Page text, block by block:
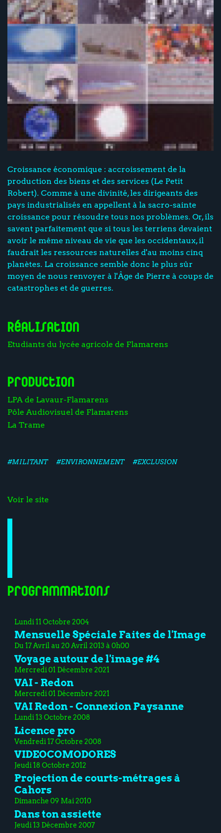
Croissance économique : accroissement de la
production des biens et des services (Le Petit
Robert). Comme à une divinité, les dirigeants des
pays industrialisés en appellent à la sacro-sainte
croissance pour résoudre tous nos problèmes. Or, ils
savent parfaitement que si tous les terriens devaient
avoir le même niveau de vie que les occidentaux, il
faudrait les ressources naturelles d'au moins cinq
planètes. La croissance semble donc le plus sûr
moyen de nous renvoyer à l'Âge de Pierre à coups de
catastrophes et de guerres.
Réalisation
Etudiants du lycée agricole de Flamarens
Production
LPA de Lavaur-Flamarens
Pôle Audiovisuel de Flamarens
La Trame
#MILITANT #ENVIRONNEMENT #EXCLUSION
Voir le site
Programmations
Lundi 11 Octobre 2004
Mensuelle Spéciale Faites de l'Image
Du 17 Avril au 20 Avril 2013 à 0h00
Voyage autour de l'image #4
Mercredi 01 Décembre 2021
VAI - Redon
Mercredi 01 Décembre 2021
VAI Redon - Connexion Paysanne
Lundi 13 Octobre 2008
Licence pro
Vendredi 17 Octobre 2008
VIDEOCOMODORES
Jeudi 18 Octobre 2012
Projection de courts-métrages à
Cahors
Dimanche 09 Mai 2010
Dans ton assiette
Jeudi 13 Décembre 2007